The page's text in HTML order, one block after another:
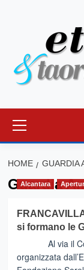
principale
HOME GUARDIA
Guardia
Alcantara
si formano le
Al via il Corso
organizzata